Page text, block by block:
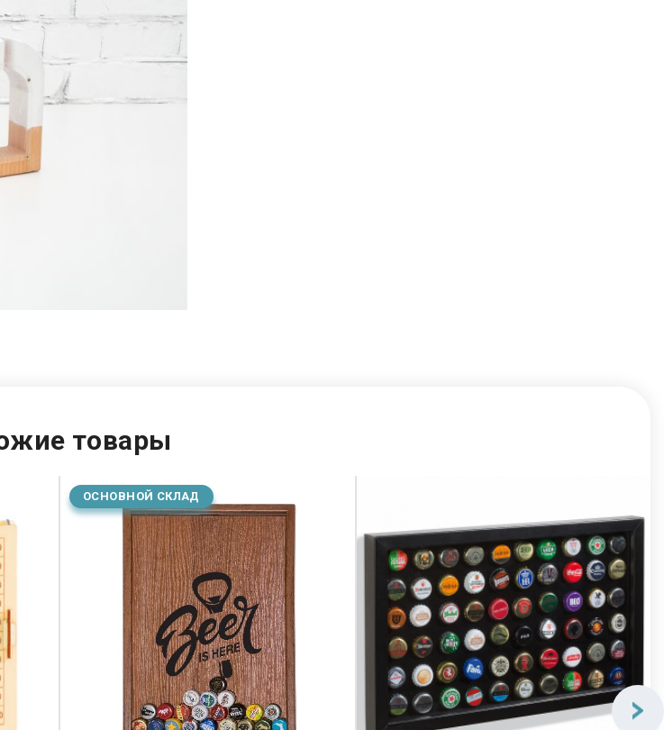
товары
ОСНОВНОЙ СКЛАД